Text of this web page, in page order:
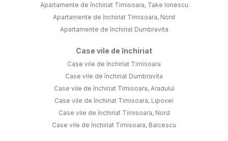
Apartamente de închiriat Timisoara, Take Ionescu
Apartamente de închiriat Timisoara, Nord
Apartamente de închiriat Dumbravita
Case vile de închiriat
Case vile de închiriat Timisoara
Case vile de închiriat Dumbravita
Case vile de închiriat Timisoara, Aradului
Case vile de închiriat Timisoara, Lipovei
Case vile de închiriat Timisoara, Nord
Case vile de închiriat Timisoara, Balcescu